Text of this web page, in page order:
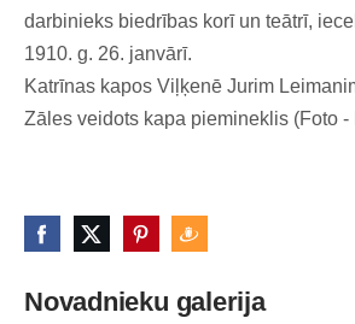
Novadnieku galerija
darbinieks biedrības korī un teātrī,
1910. g. 26. janvārī.
Katrīnas kapos Viļķenē Jurim
Zāles veidots kapa piemineklis (Foto -